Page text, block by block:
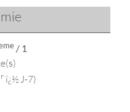
/ 1
ï¿½ J-7)